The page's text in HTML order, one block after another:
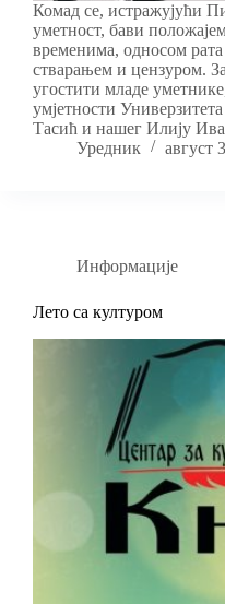
Комад се, истражујући
уметност, бави
временима, односом
стварањем и цензуром.
угостити младе
умјетности
Тасић и нашег Илију
Уредник
август
Информације
Лето са културом